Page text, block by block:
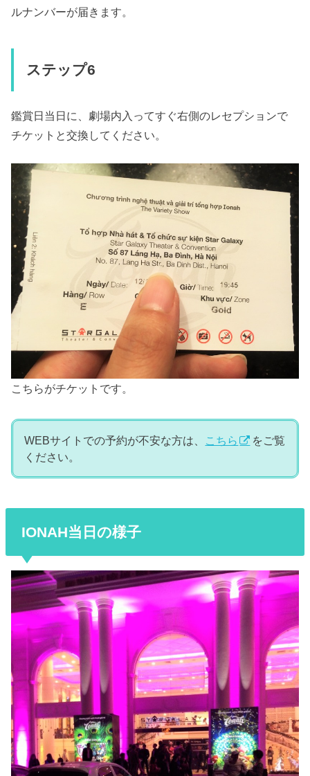
ルナンバーが届きます。
ステップ6
鑑賞日当日に、劇場内入ってすぐ右側のレセプションで
チケットと交換してください。
こちらがチケットです。
WEBサイトでの予約が不安な方は、 こちら
をご覧
ください。
IONAH当日の様子